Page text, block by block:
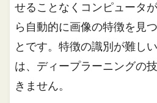
せることなくコンピュータ
ら自動的に画像の特徴を見
とです。特徴の識別が難し
は、ディープラーニングの
きません。